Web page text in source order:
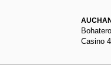
Casino